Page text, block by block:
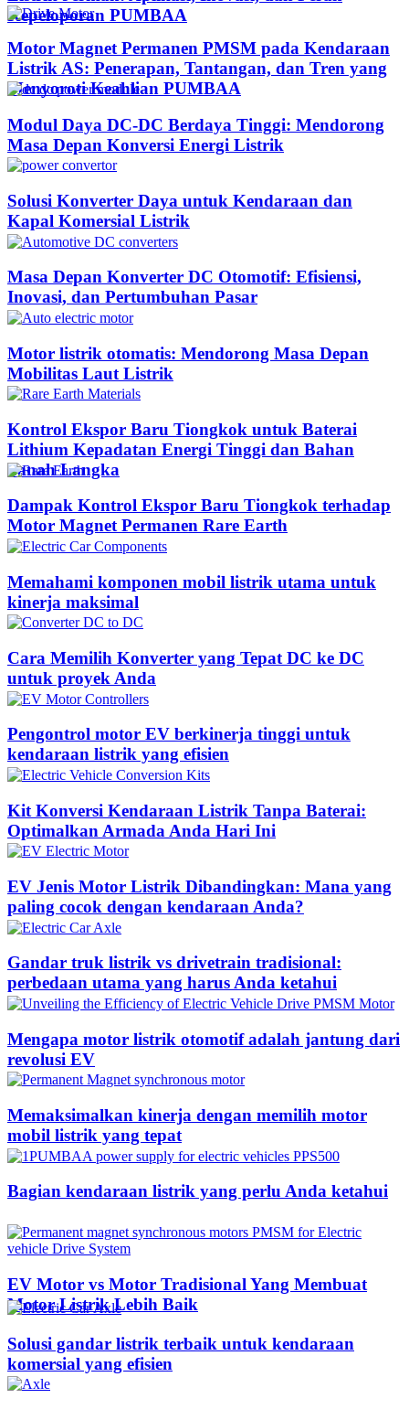
Kepeloporan PUMBAA​
Motor Magnet Permanen PMSM pada Kendaraan
Listrik AS: Penerapan, Tantangan, dan Tren yang
Menyoroti Keahlian PUMBAA​
Modul Daya DC-DC Berdaya Tinggi: Mendorong
Masa Depan Konversi Energi Listrik
Solusi Konverter Daya untuk Kendaraan dan
Kapal Komersial Listrik
Masa Depan Konverter DC Otomotif: Efisiensi,
Inovasi, dan Pertumbuhan Pasar
Motor listrik otomatis: Mendorong Masa Depan
Mobilitas Laut Listrik
Kontrol Ekspor Baru Tiongkok untuk Baterai
Lithium Kepadatan Energi Tinggi dan Bahan
Tanah Langka
Dampak Kontrol Ekspor Baru Tiongkok terhadap
Motor Magnet Permanen Rare Earth
Memahami komponen mobil listrik utama untuk
kinerja maksimal
Cara Memilih Konverter yang Tepat DC ke DC
untuk proyek Anda
Pengontrol motor EV berkinerja tinggi untuk
kendaraan listrik yang efisien
Kit Konversi Kendaraan Listrik Tanpa Baterai:
Optimalkan Armada Anda Hari Ini
EV Jenis Motor Listrik Dibandingkan: Mana yang
paling cocok dengan kendaraan Anda?
Gandar truk listrik vs drivetrain tradisional:
perbedaan utama yang harus Anda ketahui
Mengapa motor listrik otomotif adalah jantung dari
revolusi EV
Memaksimalkan kinerja dengan memilih motor
mobil listrik yang tepat
Bagian kendaraan listrik yang perlu Anda ketahui
EV Motor vs Motor Tradisional Yang Membuat
Motor Listrik Lebih Baik
Solusi gandar listrik terbaik untuk kendaraan
komersial yang efisien